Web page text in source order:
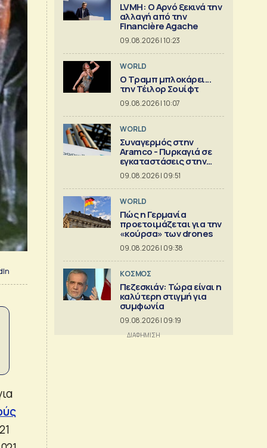
LVMH: Ο Αρνό ξεκινά την
αλλαγή από την
Financière Agache
09.08.2026 | 10:23
WORLD
Ο Τραμπ μπλοκάρει...
την Τέιλορ Σουίφτ
09.08.2026 | 10:07
WORLD
Συναγερμός στην
Aramco - Πυρκαγιά σε
εγκαταστάσεις στην
Τζιζάν
09.08.2026 | 09:51
WORLD
Πώς η Γερμανία
προετοιμάζεται για την
«κούρσα» των drones
09.08.2026 | 09:38
ΚΟΣΜΟΣ
Πεζεσκιάν: Τώρα είναι η
καλύτερη στιγμή για
συμφωνία
09.08.2026 | 09:19